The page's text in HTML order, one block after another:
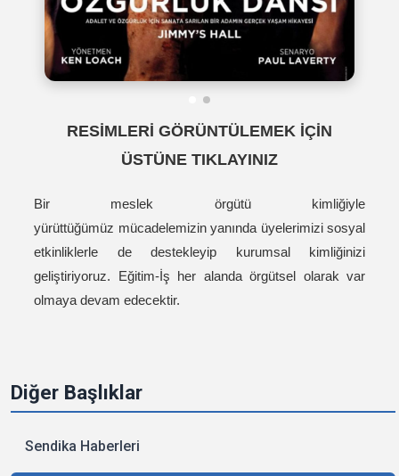
Diğer Başlıklar
Sendika Haberleri
RESİMLERİ GÖRÜNTÜLEMEK İÇİN
ÜSTÜNE TIKLAYINIZ
Bir meslek örgütü kimliğiyle
yürüttüğümüz mücadelemizin yanında üyelerimizi sosyal
etkinliklerle de destekleyip kurumsal kimliğinizi
geliştiriyoruz. Eğitim-İş her alanda örgütsel olarak var
olmaya devam edecektir.